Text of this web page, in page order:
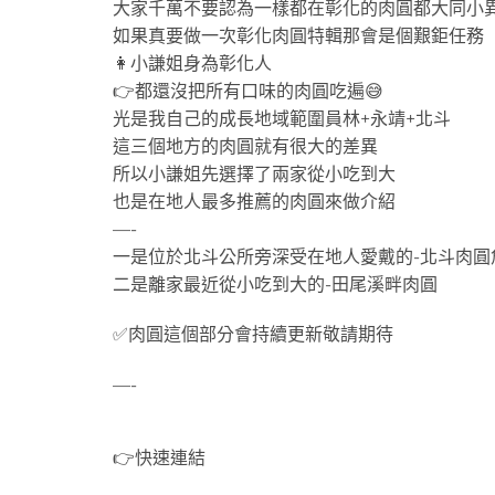
大家千萬不要認為一樣都在彰化的肉圓都大同小
如果真要做一次彰化肉圓特輯那會是個艱鉅任務
👩小謙姐身為彰化人
👉都還沒把所有口味的肉圓吃遍😅
光是我自己的成長地域範圍員林+永靖+北斗
這三個地方的肉圓就有很大的差異
所以小謙姐先選擇了兩家從小吃到大
也是在地人最多推薦的肉圓來做介紹
—-
一是位於北斗公所旁深受在地人愛戴的-北斗肉圓
二是離家最近從小吃到大的-田尾溪畔肉圓
✅肉圓這個部分會持續更新敬請期待
—-
👉快速連結